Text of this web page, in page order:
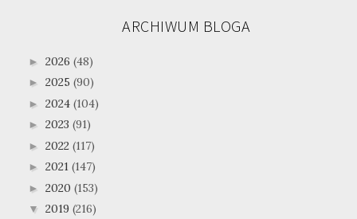
ARCHIWUM BLOGA
► 2026 (48)
► 2025 (90)
► 2024 (104)
► 2023 (91)
► 2022 (117)
► 2021 (147)
► 2020 (153)
▼ 2019 (216)